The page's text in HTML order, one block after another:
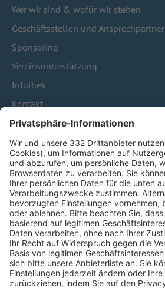
Wer wir sind & wofür wir stehen
Geschäftsstellen und Ansprechpartner
Sponsoring
Vereinsunterstützung
Infothek
Kontakt
HÄUFIG BESUCHTE SEITEN
Pässe und Vereinswechsel
Trainerausbildung
Schulungsangebot Vereinsmitarbeiter
BFV-Geschäftsstellen
Trainerbörse
Login SpielPlus
FOLGE DEM BFV